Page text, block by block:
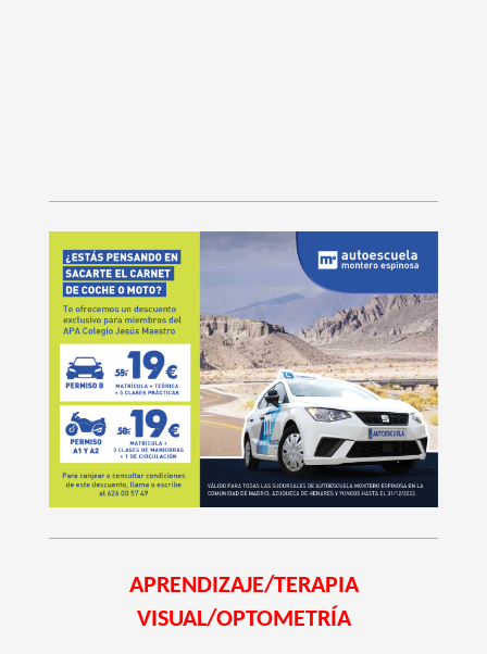
APRENDIZAJE/TERAPIA
VISUAL/OPTOMETRÍA